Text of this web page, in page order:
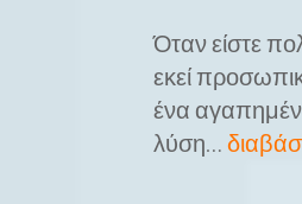
Όταν είστε
εκεί
ένα
λύση…